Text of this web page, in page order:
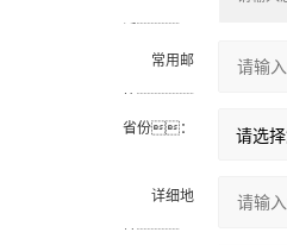
常用邮
省份：
详细地